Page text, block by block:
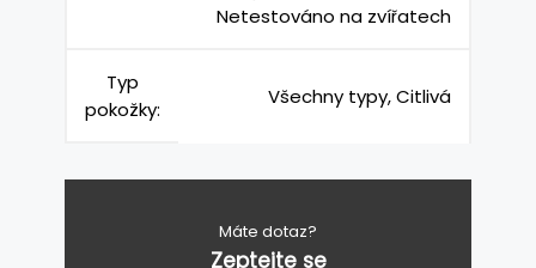
Netestováno na zvířatech
Typ
pokožky:
Všechny typy, Citlivá
Máte dotaz?
Zeptejte se